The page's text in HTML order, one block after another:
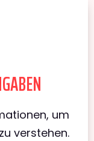
um
verstehen.